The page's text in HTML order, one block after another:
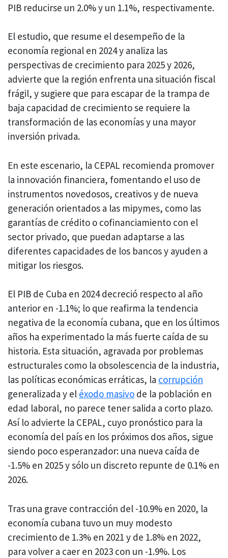
PIB reducirse un 2.0% y un 1.1%, respectivamente.
El estudio, que resume el desempeño de la
economía regional en 2024 y analiza las
perspectivas de crecimiento para 2025 y 2026,
advierte que la región enfrenta una situación fiscal
frágil, y sugiere que para escapar de la trampa de
baja capacidad de crecimiento se requiere la
transformación de las economías y una mayor
inversión privada.
En este escenario, la CEPAL recomienda promover
la innovación financiera, fomentando el uso de
instrumentos novedosos, creativos y de nueva
generación orientados a las mipymes, como las
garantías de crédito o cofinanciamiento con el
sector privado, que puedan adaptarse a las
diferentes capacidades de los bancos y ayuden a
mitigar los riesgos.
El PIB de Cuba en 2024 decreció respecto al año
anterior en -1.1%; lo que reafirma la tendencia
negativa de la economía cubana, que en los últimos
años ha experimentado la más fuerte caída de su
historia. Esta situación, agravada por problemas
estructurales como la obsolescencia de la industria,
las políticas económicas erráticas, la corrupción
generalizada y el éxodo masivo de la población en
edad laboral, no parece tener salida a corto plazo.
Así lo advierte la CEPAL, cuyo pronóstico para la
economía del país en los próximos dos años, sigue
siendo poco esperanzador: una nueva caída de
-1.5% en 2025 y sólo un discreto repunte de 0.1% en
2026.
Tras una grave contracción del -10.9% en 2020, la
economía cubana tuvo un muy modesto
crecimiento de 1.3% en 2021 y de 1.8% en 2022,
para volver a caer en 2023 con un -1.9%. Los